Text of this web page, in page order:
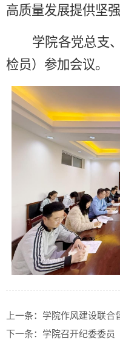
高质量发展提供坚强
学院各党总支、
检员）参加会议。
上一条： 学院作风建设联合
下一条： 学院召开纪委委员